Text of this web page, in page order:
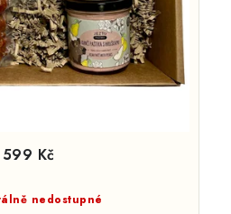
nedostupné
599 Kč